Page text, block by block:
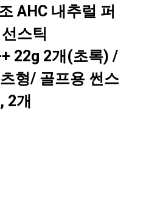
AHC 내추럴 퍼
스틱
22g 2개(초록) /
형/ 골프용 썬스
2개